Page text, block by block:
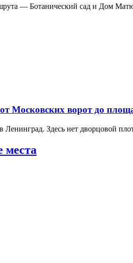
— Ботанический сад и Дом
Московских ворот до
Здесь нет дворцовой
места